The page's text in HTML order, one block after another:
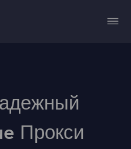
Прокси